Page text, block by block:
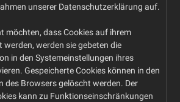
unserer Datenschutzerklärung auf.
möchten, dass Cookies auf ihrem
werden, werden sie gebeten die
in den Systemeinstellungen ihres
Gespeicherte Cookies können in den
des Browsers gelöscht werden. Der
kann zu Funktionseinschränkungen